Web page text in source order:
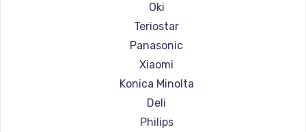
Oki
Teriostar
Panasonic
Xiaomi
Konica Minolta
Deli
Philips